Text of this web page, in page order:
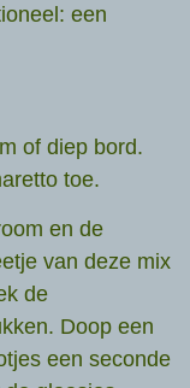
een
of diep bord.
toe.
en de
van deze mix
de
Doop een
een seconde